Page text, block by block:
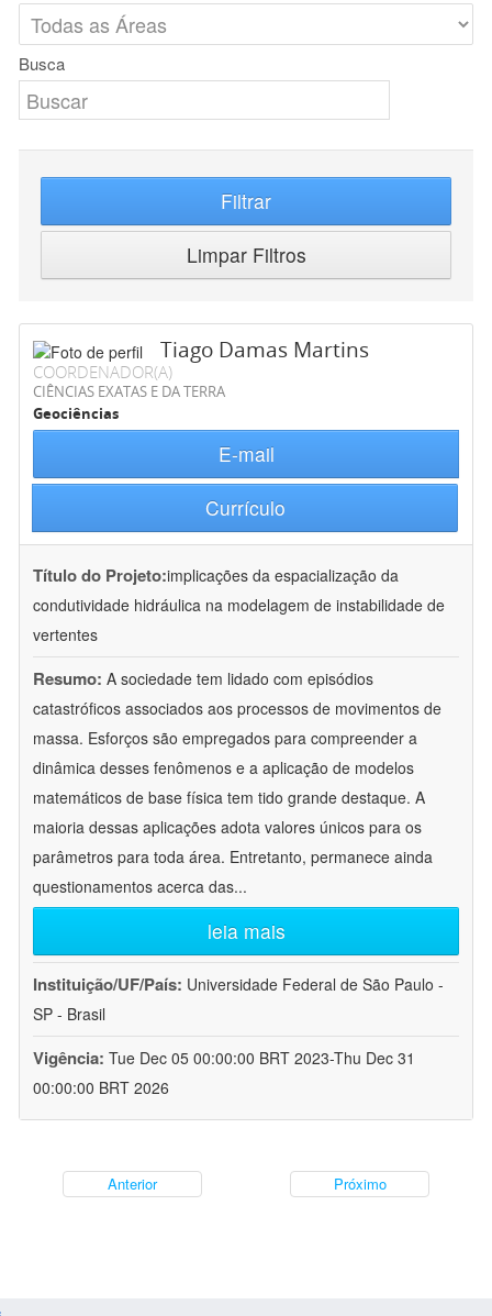
Busca
Filtrar
Limpar Filtros
Tiago Damas Martins
COORDENADOR(A)
CIÊNCIAS EXATAS E DA TERRA
Geociências
E-mail
Currículo
Título do Projeto:implicações da espacialização da
condutividade hidráulica na modelagem de instabilidade de
vertentes
Resumo: A sociedade tem lidado com episódios
catastróficos associados aos processos de movimentos de
massa. Esforços são empregados para compreender a
dinâmica desses fenômenos e a aplicação de modelos
matemáticos de base física tem tido grande destaque. A
maioria dessas aplicações adota valores únicos para os
parâmetros para toda área. Entretanto, permanece ainda
questionamentos acerca das...
leia mais
Instituição/UF/País: Universidade Federal de São Paulo -
SP - Brasil
Vigência: Tue Dec 05 00:00:00 BRT 2023-Thu Dec 31
00:00:00 BRT 2026
Anterior Próximo